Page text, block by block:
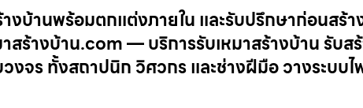
บ้านพร้อมตกแต่งภายใน และรับปรึกษาก่อนสร้า
าสร้างบ้าน.com — บริการรับเหมาสร้างบ้าน รับส
จร ทั้งสถาปนิก วิศวกร และช่างฝีมือ วางระบบ